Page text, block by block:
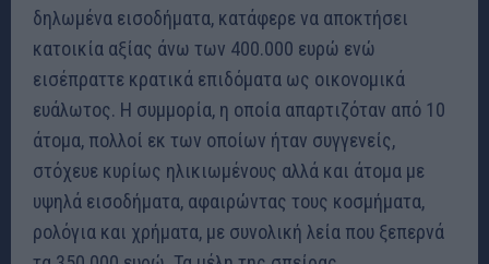
δηλωμένα εισοδήματα, κατάφερε να αποκτήσει
κατοικία αξίας άνω των 400.000 ευρώ ενώ
εισέπραττε κρατικά επιδόματα ως οικονομικά
ευάλωτος. Η συμμορία, η οποία απαρτιζόταν από 10
άτομα, πολλοί εκ των οποίων ήταν συγγενείς,
στόχευε κυρίως ηλικιωμένους αλλά και άτομα με
υψηλά εισοδήματα, αφαιρώντας τους κοσμήματα,
ρολόγια και χρήματα, με συνολική λεία που ξεπερνά